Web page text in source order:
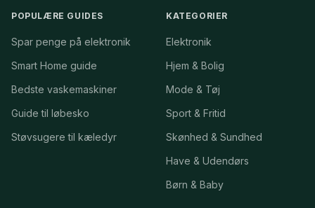
POPULÆRE GUIDES
Spar penge på elektronik
Smart Home guide
Bedste vaskemaskiner
Guide til løbesko
Støvsugere til kæledyr
KATEGORIER
Elektronik
Hjem & Bolig
Mode & Tøj
Sport & Fritid
Skønhed & Sundhed
Have & Udendørs
Børn & Baby